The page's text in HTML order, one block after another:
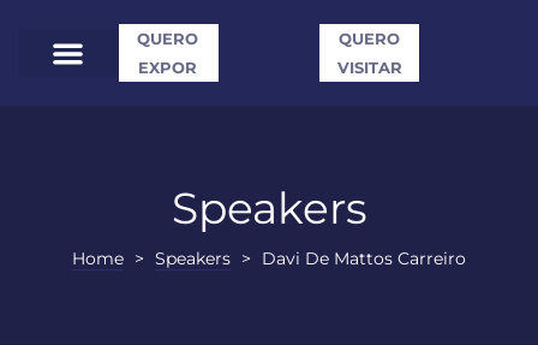
QUERO
EXPOR
QUERO
VISITAR
Speakers
Home > Speakers > Davi De Mattos Carreiro